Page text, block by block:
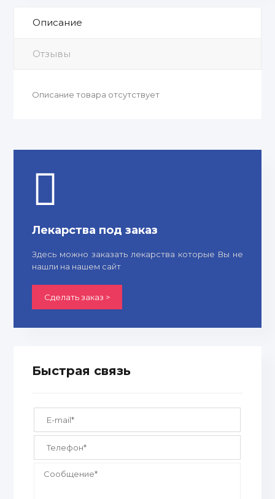
Описание
Отзывы
Описание товара отсутствует
Лекарства под заказ
Здесь можно заказать лекарства которые Вы не
нашли на нашем сайт
Сделать заказ >
Быстрая связь